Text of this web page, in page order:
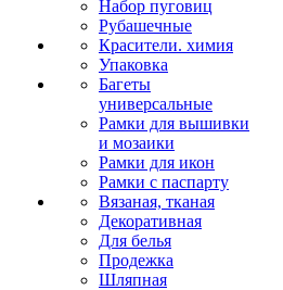
Набор пуговиц
Рубашечные
Красители. химия
Упаковка
Багеты
универсальные
Рамки для вышивки
и мозаики
Рамки для икон
Рамки с паспарту
Вязаная, тканая
Декоративная
Для белья
Продежка
Шляпная